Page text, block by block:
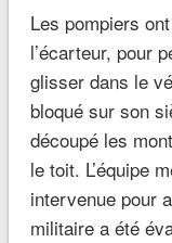
Les pompiers
l’écarteur, pour
glisser dans le
bloqué sur son
découpé les
le toit. L’équipe
intervenue pour
militaire a été